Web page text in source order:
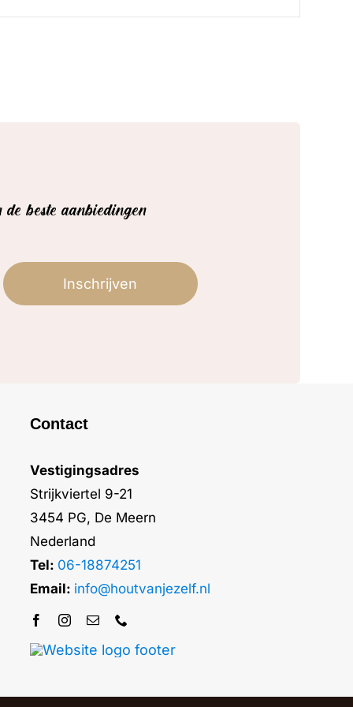
beste aanbiedingen!
Inschrijven
Contact
Vestigingsadres
Strijkviertel 9-21
3454 PG, De Meern
Nederland
Tel: 06-18874251
Email: info@houtvanjezelf.nl